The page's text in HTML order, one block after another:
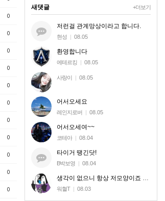
0
0
0
0
0
0
0
0
0
0
0
+더보기
새댓글
저런걸 관계망상이라고 합니다.
현성 | 08.05
환영합니다
에테르킹 | 08.05
사랑이 | 08.05
어서오세요
레인지로버 | 08.05
어서오세여~~
코테아 | 08.04
타이거 땡긴닷!
B박보영 | 08.04
워혈T | 08.03